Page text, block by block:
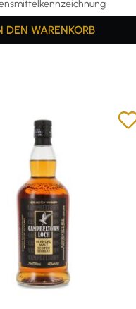
DEN WARENKORB